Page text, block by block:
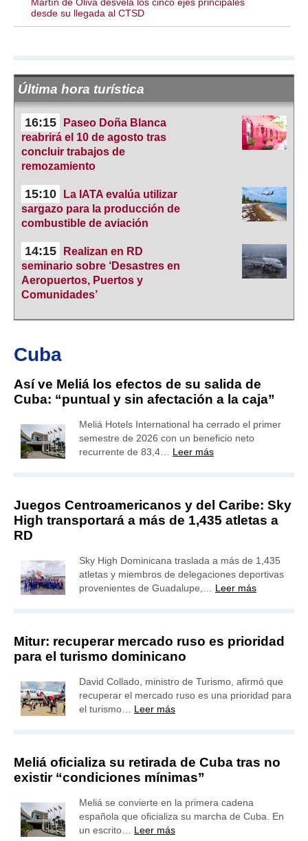
desde su llegada al CTSD
Última hora turística
16:15
Paseo Doña Blanca
reabrirá el 10 de agosto tras
concluir trabajos de
remozamiento
15:10
La IATA evalúa utilizar
sargazo para la producción de
combustible de aviación
14:15
Realizan en RD
seminario sobre ‘Desastres en
Aeropuertos, Puertos y
Comunidades’
Cuba
Así ve Meliá los efectos de su salida de
Cuba: “puntual y sin afectación a la caja”
Meliá Hotels International ha cerrado el primer
semestre de 2026 con un beneficio neto
recurrente de 83,4… Leer más
Juegos Centroamericanos y del Caribe: Sky
High transportará a más de 1,435 atletas a
RD
Sky High Dominicana traslada a más de 1,435
atletas y miembros de delegaciones deportivas
provenientes de Guadalupe,… Leer más
Mitur: recuperar mercado ruso es prioridad
para el turismo dominicano
David Collado, ministro de Turismo, afirmó que
recuperar el mercado ruso es una prioridad para
el turismo… Leer más
Meliá oficializa su retirada de Cuba tras no
existir “condiciones mínimas”
Meliá se convierte en la primera cadena
española que oficializa su marcha de Cuba. En
un escrito… Leer más